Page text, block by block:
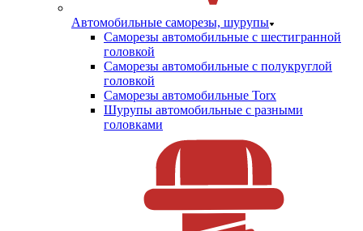
Автомобильные саморезы, шурупы
Саморезы автомобильные с шестигранной
головкой
Саморезы автомобильные с полукруглой
головкой
Саморезы автомобильные Torx
Шурупы автомобильные с разными
головками